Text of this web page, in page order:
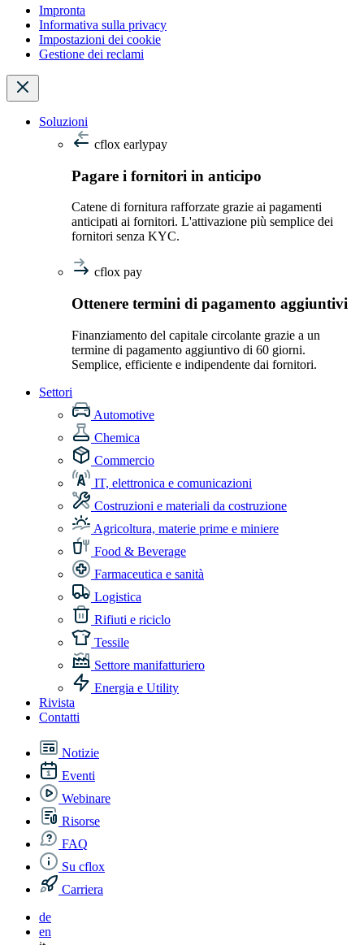
Impronta
Informativa sulla privacy
Impostazioni dei cookie
Gestione dei reclami
Soluzioni
cflox earlypay
Pagare i fornitori in anticipo
Catene di fornitura rafforzate grazie ai pagamenti
anticipati ai fornitori. L'attivazione più semplice dei
fornitori senza KYC.
cflox pay
Ottenere termini di pagamento aggiuntivi
Finanziamento del capitale circolante grazie a un
termine di pagamento aggiuntivo di 60 giorni.
Semplice, efficiente e indipendente dai fornitori.
Settori
Automotive
Chemica
Commercio
IT, elettronica e comunicazioni
Costruzioni e materiali da costruzione
Agricoltura, materie prime e miniere
Food & Beverage
Farmaceutica e sanità
Logistica
Rifiuti e riciclo
Tessile
Settore manifatturiero
Energia e Utility
Rivista
Contatti
Notizie
Eventi
Webinare
Risorse
FAQ
Su cflox
Carriera
de
en